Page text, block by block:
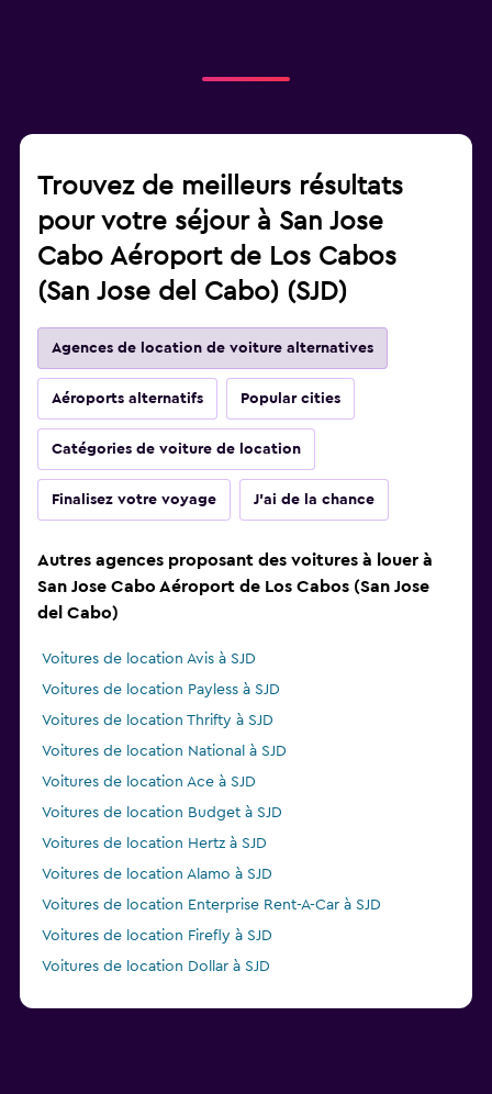
Trouvez de meilleurs résultats
pour votre séjour à San Jose
Cabo Aéroport de Los Cabos
(San Jose del Cabo) (SJD)
Agences de location de voiture alternatives
Aéroports alternatifs Popular cities
Catégories de voiture de location
Finalisez votre voyage J'ai de la chance
Autres agences proposant des voitures à louer à
San Jose Cabo Aéroport de Los Cabos (San Jose
del Cabo)
Voitures de location Avis à SJD
Voitures de location Payless à SJD
Voitures de location Thrifty à SJD
Voitures de location National à SJD
Voitures de location Ace à SJD
Voitures de location Budget à SJD
Voitures de location Hertz à SJD
Voitures de location Alamo à SJD
Voitures de location Enterprise Rent-A-Car à SJD
Voitures de location Firefly à SJD
Voitures de location Dollar à SJD